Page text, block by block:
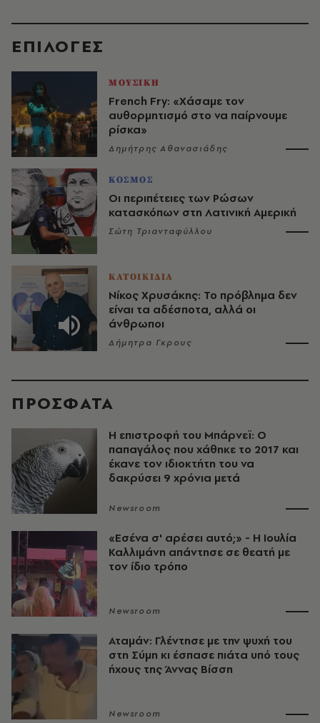
EΠΙΛΟΓΈΣ
ΜΟΥΣΙΚΗ
French Fry: «Χάσαμε τον
αυθορμητισμό στο να παίρνουμε
ρίσκα»
Δημήτρης Αθανασιάδης
ΚΟΣΜΟΣ
Οι περιπέτειες των Ρώσων
κατασκόπων στη Λατινική Αμερική
Σώτη Τριανταφύλλου
ΚΑΤΟΙΚΙΔΙΑ
Νίκος Χρυσάκης: Το πρόβλημα δεν
είναι τα αδέσποτα, αλλά οι
άνθρωποι
Δήμητρα Γκρους
ΠΡΟΣΦΑΤΑ
Η επιστροφή του Μπάρνεϊ: Ο
παπαγάλος που χάθηκε το 2017 και
έκανε τον ιδιοκτήτη του να
δακρύσει 9 χρόνια μετά
Newsroom
«Εσένα σ' αρέσει αυτό;» - Η Ιουλία
Καλλιμάνη απάντησε σε θεατή με
τον ίδιο τρόπο
Newsroom
Αταμάν: Γλέντησε με την ψυχή του
στη Σύμη κι έσπασε πιάτα υπό τους
ήχους της Άννας Βίσση
Newsroom